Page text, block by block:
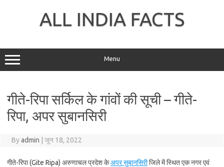
ALL INDIA FACTS
Menu
गीते-रिपा सर्किल के गांवों की सूची – गीते-
रिपा, अपर सुबानसिरी
Byadmin जून 18, 2022
गीते-रिपा (Gite Ripa) अरुणाचल प्रदेश केअपर सुबानसिरीजिले में स्थित एक नगर एवं